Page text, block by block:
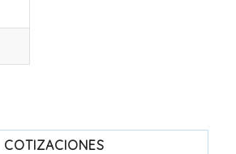
COTIZACIONES